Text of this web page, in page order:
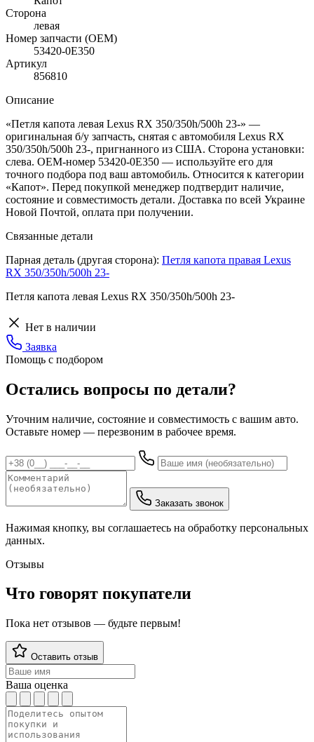
Сторона
левая
Номер запчасти (OEM)
53420-0E350
Артикул
856810
Описание
«Петля капота левая Lexus RX 350/350h/500h 23-» —
оригинальная б/у запчасть, снятая с автомобиля Lexus RX
350/350h/500h 23-, пригнанного из США. Сторона установки:
слева. OEM-номер 53420-0E350 — используйте его для
точного подбора под ваш автомобиль. Относится к категории
«Капот». Перед покупкой менеджер подтвердит наличие,
состояние и совместимость детали. Доставка по всей Украине
Новой Почтой, оплата при получении.
Связанные детали
Парная деталь (другая сторона): Петля капота правая Lexus
RX 350/350h/500h 23-
Петля капота левая Lexus RX 350/350h/500h 23-
Нет в наличии
Заявка
Помощь с подбором
Остались вопросы по детали?
Уточним наличие, состояние и совместимость с вашим авто.
Оставьте номер — перезвоним в рабочее время.
Заказать звонок
Нажимая кнопку, вы соглашаетесь на обработку персональных
данных.
Отзывы
Что говорят покупатели
Пока нет отзывов — будьте первым!
Оставить отзыв
Ваша оценка